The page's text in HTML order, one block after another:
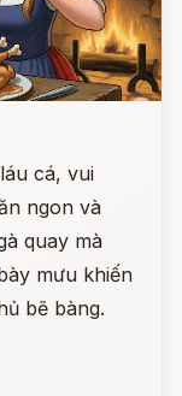
cá, vui
ngon và
quay mà
mưu khiến
bẽ bàng.